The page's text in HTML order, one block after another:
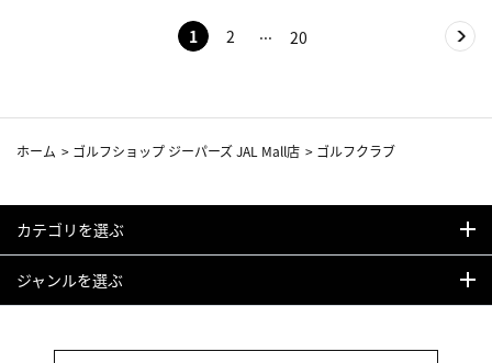
1 2 20
ホーム > ゴルフショップ ジーパーズ JAL Mall店 > ゴルフクラブ
カテゴリを選ぶ
ジャンルを選ぶ